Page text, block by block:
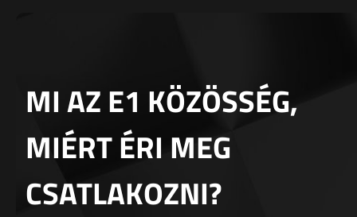
MI AZ E1 KÖZÖSSÉG,
MIÉRT ÉRI MEG
CSATLAKOZNI?